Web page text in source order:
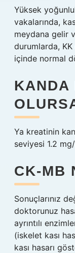
Yüksek
vakalarında,
meydana gelir
durumlarda,
içinde normal
KANDA
Ya kreatinin
seviyesi 1.2
CK-MB
Sonuçlarınız
doktorunuz
ayrıntılı
(iskelet kası
kası hasarı